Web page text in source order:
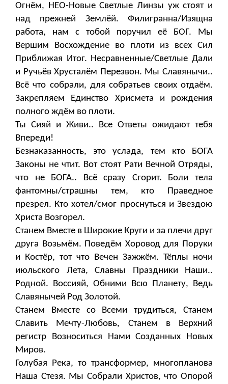
Огнём, НЕО-Новые Светлые Линзы уж стоят и
над прежней Землёй. Филигранна/Изящна
работа, нам с тобой поручил её БОГ. Мы
Вершим Восхождение во плоти из всех Сил
Приближая Итог. Несравненные/Светлые Дали
и Ручьёв Хрусталём Перезвон. Мы Славянычи..
Всё что собрали, для собратьев своих отдаём.
Закрепляем Единство Хрисмета и рождения
полного ждём во плоти.
Ты Сияй и Живи.. Все Ответы ожидают тебя
Впереди!
Безнаказанность, это услада, тем кто БОГА
Законы не чтит. Вот стоят Рати Вечной Отряды,
что не БОГА.. Всё сразу Сгорит. Боли тела
фантомны/страшны тем, кто Праведное
презрел. Кто хотел/смог проснуться и Звездою
Христа Возгорел.
Станем Вместе в Широкие Круги и за плечи друг
друга Возьмём. Поведём Хоровод для Поруки
и Костёр, тот что Вечен Зажжём. Тёплы ночи
июльского Лета, Славны Праздники Наши..
Родной. Воссияй, Обними Всю Планету, Ведь
Славянычей Род Золотой.
Станем Вместе со Всеми трудиться, Станем
Славить Мечту-Любовь, Станем в Верхний
регистр Возноситься Нами Созданных Новых
Миров.
Голубая Река, то трансформер, многопланова
Наша Стезя. Мы Собрали Христов, что Опорой